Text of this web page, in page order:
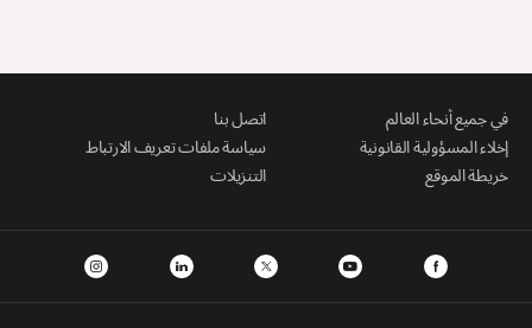
في جميع أنحاء العالم
اتصل بنا
إخلاء المسؤولية القانونية
سياسة ملفات تعريف الارتباط
خريطة الموقع
التنزيلات